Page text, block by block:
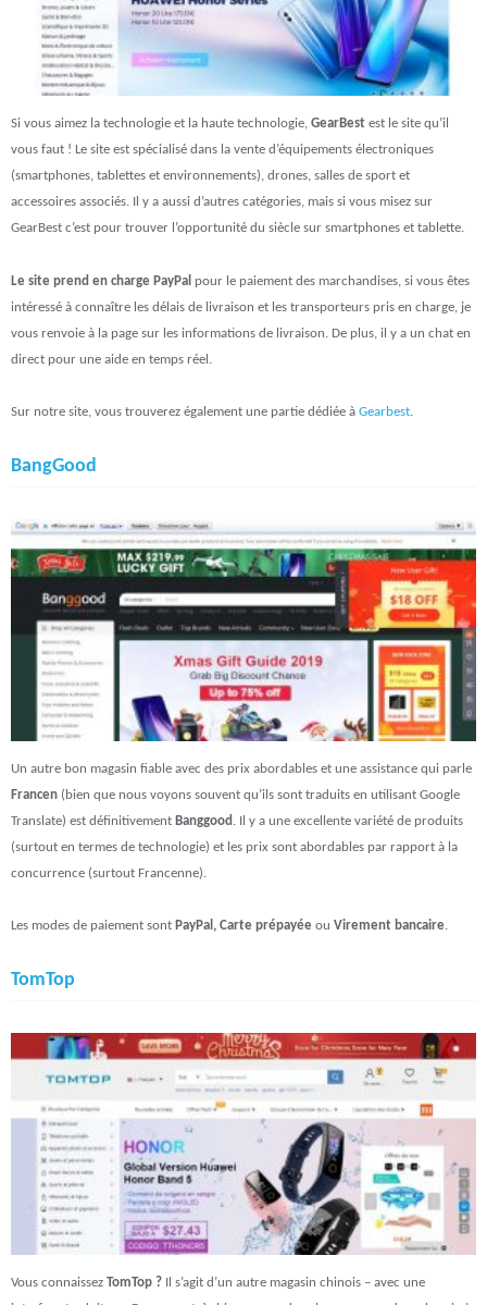
Si vous aimez la technologie et la haute technologie, GearBest est le site qu’il
vous faut ! Le site est spécialisé dans la vente d’équipements électroniques
(smartphones, tablettes et environnements), drones, salles de sport et
accessoires associés. Il y a aussi d’autres catégories, mais si vous misez sur
GearBest c’est pour trouver l’opportunité du siècle sur smartphones et tablette.
Le site prend en charge PayPal pour le paiement des marchandises, si vous êtes
intéressé à connaître les délais de livraison et les transporteurs pris en charge, je
vous renvoie à la page sur les informations de livraison. De plus, il y a un chat en
direct pour une aide en temps réel.
Sur notre site, vous trouverez également une partie dédiée à Gearbest.
BangGood
Un autre bon magasin fiable avec des prix abordables et une assistance qui parle
Francen (bien que nous voyons souvent qu’ils sont traduits en utilisant Google
Translate) est définitivement Banggood . Il y a une excellente variété de produits
(surtout en termes de technologie) et les prix sont abordables par rapport à la
concurrence (surtout Francenne).
Les modes de paiement sont PayPal, Carte prépayée ou Virement bancaire.
TomTop
Vous connaissez TomTop ? Il s’agit d’un autre magasin chinois – avec une